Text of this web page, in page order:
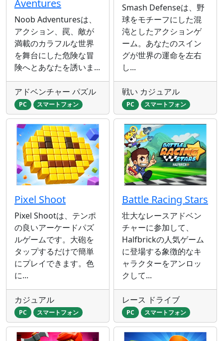
Aventures
Noob Adventuresは、
アクション、罠、敵が
満載のカラフルな世界
を舞台にした危険な冒
険へとあなたを誘いま...
アドベンチャー パズル
PC スマートフォン
Smash Defenseは、野
球をモチーフにした混
沌としたアクションゲ
ーム。あなたのスイン
グが世界の運命を左右
し...
戦い カジュアル
PC スマートフォン
Pixel Shoot
Pixel Shootは、テンポ
の良いアーケードパズ
ルゲームです。大砲を
タップするだけで簡単
にプレイできます。色
に...
カジュアル
PC スマートフォン
Battle Racing Stars
壮大なレースアドベン
チャーに参加して、
Halfbrickの人気ゲーム
に登場する象徴的なキ
ャラクターをアンロッ
クして...
レース ドライブ
PC スマートフォン